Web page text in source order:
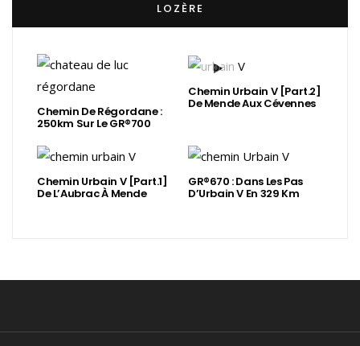
LOZÈRE
Chemin De Régordane :
250km Sur Le GR®700
Chemin Urbain V [Part.2]
De Mende Aux Cévennes
Chemin Urbain V [Part.1]
De L’Aubrac À Mende
GR®670 : Dans Les Pas
D’Urbain V En 329 Km